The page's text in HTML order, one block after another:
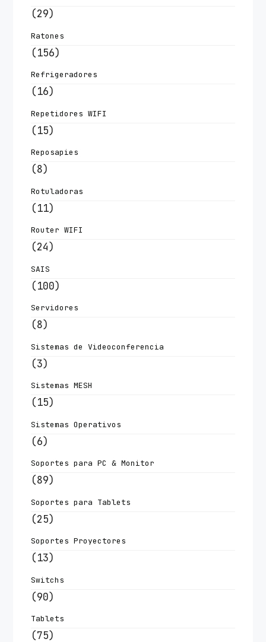
(29)
Ratones
(156)
Refrigeradores
(16)
Repetidores WIFI
(15)
Reposapies
(8)
Rotuladoras
(11)
Router WIFI
(24)
SAIS
(100)
Servidores
(8)
Sistemas de Videoconferencia
(3)
Sistemas MESH
(15)
Sistemas Operativos
(6)
Soportes para PC & Monitor
(89)
Soportes para Tablets
(25)
Soportes Proyectores
(13)
Switchs
(90)
Tablets
(75)